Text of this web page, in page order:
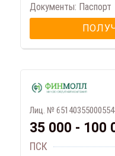
Документы: Паспорт
Лиц. №
35 000 - 100
ПСК